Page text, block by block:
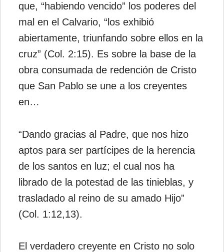
que, “habiendo vencido” los poderes del
mal en el Calvario, “los exhibió
abiertamente, triunfando sobre ellos en la
cruz” (Col. 2:15). Es sobre la base de la
obra consumada de redención de Cristo
que San Pablo se une a los creyentes
en…
“Dando gracias al Padre, que nos hizo
aptos para ser partícipes de la herencia
de los santos en luz; el cual nos ha
librado de la potestad de las tinieblas, y
trasladado al reino de su amado Hijo”
(Col. 1:12,13).
El verdadero creyente en Cristo no solo